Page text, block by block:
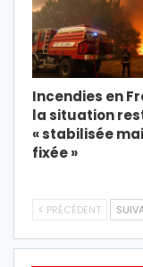
Incendies en
la situation
« stabilisée
fixée »
PRÉCÉDENT